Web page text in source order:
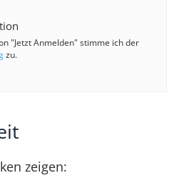
"Jetzt Anmelden" stimme ich der
zu.
zeigen: